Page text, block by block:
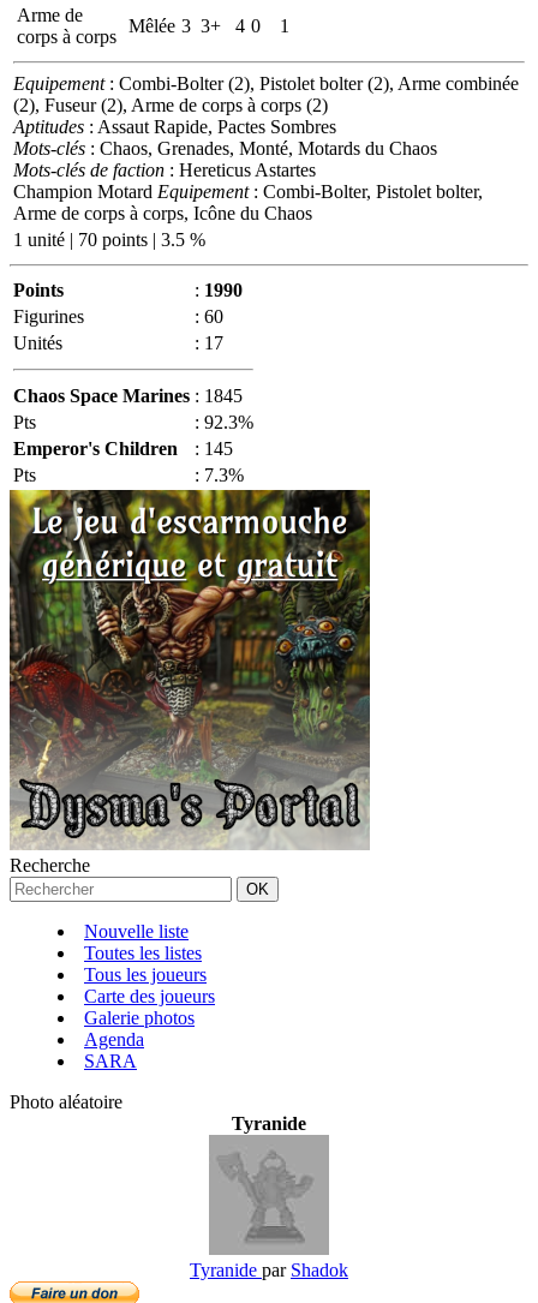
Arme de
corps à corps
Mêlée 3 3+ 4 0 1
Equipement: Combi-Bolter (2), Pistolet bolter (2), Arme combinée
(2), Fuseur (2), Arme de corps à corps (2)
Aptitudes : Assaut Rapide, Pactes Sombres
Mots-clés : Chaos, Grenades, Monté, Motards du Chaos
Mots-clés de faction : Hereticus Astartes
Champion Motard Equipement: Combi-Bolter, Pistolet bolter,
Arme de corps à corps, Icône du Chaos
1 unité | 70 points | 3.5 %
Points : 1990
Figurines
: 60
Unités
: 17
Chaos Space Marines : 1845
Pts
: 92.3%
Emperor's Children
: 145
Pts
: 7.3%
Recherche
Nouvelle liste
Toutes les listes
Tous les joueurs
Carte des joueurs
Galerie photos
Agenda
SARA
Photo aléatoire
Tyranide
Tyranide par Shadok